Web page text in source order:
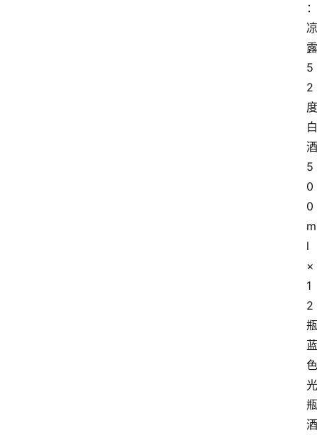
：
凉
露
5
2
度
白
酒
5
0
0
m
l
×
1
2
瓶
蓝
色
光
瓶
酒